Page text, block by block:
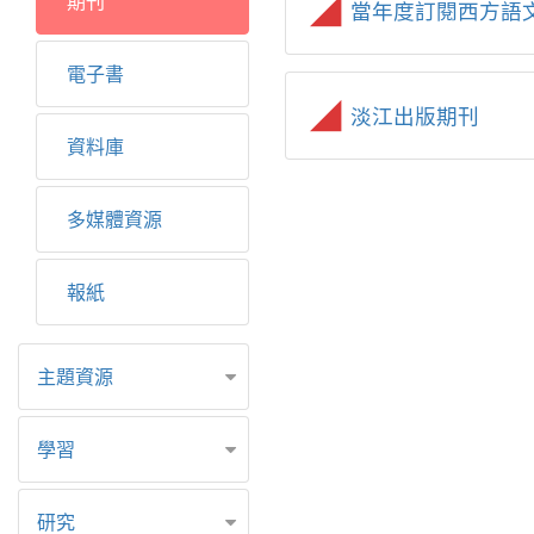
電子書
資料庫
多媒體資源
報紙
主題資源
學習
研究
當年度訂閱西方語
淡江出版期刊